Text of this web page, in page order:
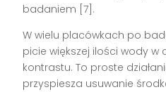
badaniem [7].
W wielu placówkach po
picie większej ilości wody w
kontrastu. To proste
przyspiesza usuwanie